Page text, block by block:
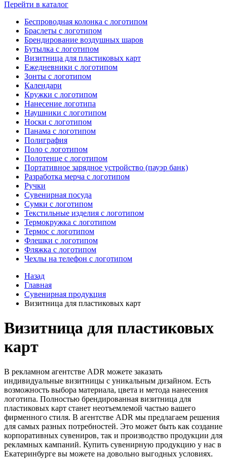
Перейти в каталог
Беспроводная колонка с логотипом
Браслеты с логотипом
Брендирование воздушных шаров
Бутылка с логотипом
Визитница для пластиковых карт
Ежедневники с логотипом
Зонты с логотипом
Календари
Кружки с логотипом
Нанесение логотипа
Наушники с логотипом
Носки с логотипом
Панама с логотипом
Полиграфия
Поло с логотипом
Полотенце с логотипом
Портативное зарядное устройство (пауэр банк)
Разработка мерча с логотипом
Ручки
Сувенирная посуда
Сумки с логотипом
Текстильные изделия с логотипом
Термокружка с логотипом
Термос с логотипом
Флешки с логотипом
Фляжка с логотипом
Чехлы на телефон с логотипом
Назад
Главная
Сувенирная продукция
Визитница для пластиковых карт
Визитница для пластиковых
карт
В рекламном агентстве ADR можете заказать
индивидуальные визитницы с уникальным дизайном. Есть
возможность выбора материала, цвета и метода нанесения
логотипа. Полностью брендированная визитница для
пластиковых карт станет неотъемлемой частью вашего
фирменного стиля. В агентстве ADR мы предлагаем решения
для самых разных потребностей. Это может быть как создание
корпоративных сувениров, так и производство продукции для
рекламных кампаний. Купить сувенирную продукцию у нас в
Екатеринбурге вы можете на довольно выгодных условиях.